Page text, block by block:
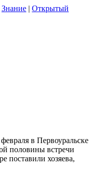
Знание | Открытый
в Первоуральске
половины встречи
поставили хозяева,